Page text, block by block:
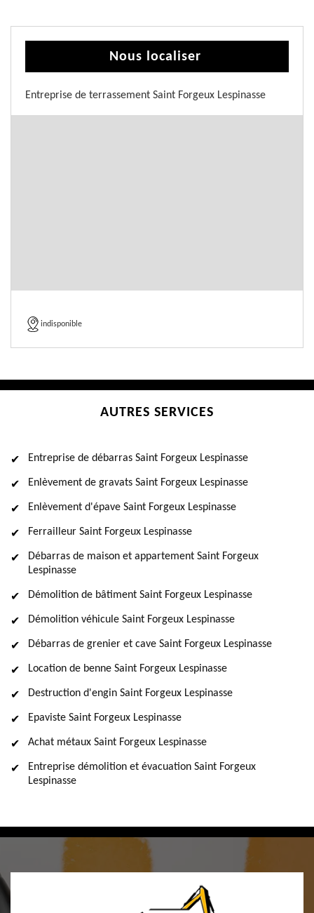
Nous localiser
Entreprise de terrassement Saint Forgeux Lespinasse
indisponible
AUTRES SERVICES
Entreprise de débarras Saint Forgeux Lespinasse
Enlèvement de gravats Saint Forgeux Lespinasse
Enlèvement d'épave Saint Forgeux Lespinasse
Ferrailleur Saint Forgeux Lespinasse
Débarras de maison et appartement Saint Forgeux
Lespinasse
Démolition de bâtiment Saint Forgeux Lespinasse
Démolition véhicule Saint Forgeux Lespinasse
Débarras de grenier et cave Saint Forgeux Lespinasse
Location de benne Saint Forgeux Lespinasse
Destruction d'engin Saint Forgeux Lespinasse
Epaviste Saint Forgeux Lespinasse
Achat métaux Saint Forgeux Lespinasse
Entreprise démolition et évacuation Saint Forgeux
Lespinasse